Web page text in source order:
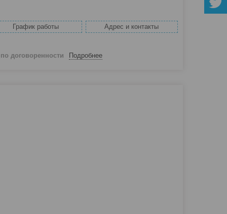
График работы Адрес и контакты
по договоренности Подробнее